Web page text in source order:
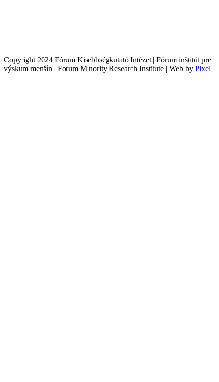
Copyright 2024 Fórum Kisebbségkutató Intézet | Fórum inštitút pre
výskum menšín | Forum Minority Research Institute | Web by Pixel